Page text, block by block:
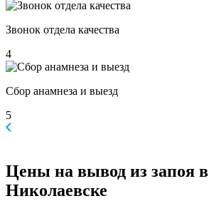
Звонок отдела качества
4
Сбор анамнеза и выезд
5
Цены на вывод из запоя в
Николаевске